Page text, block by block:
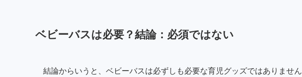
ベビーバスは必要？結論：必須ではない
結論からいうと、 ベビーバスは必ずしも必要な育児グッズではありません